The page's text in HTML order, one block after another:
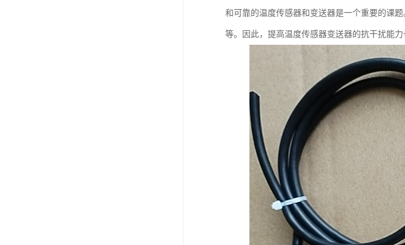
和可靠的温度传感器和变送器是一个重要的课
等。因此，提高温度传感器变送器的抗干扰能力